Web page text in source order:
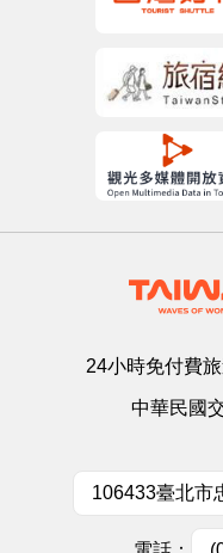
24小時免付費
中華民國
106433臺北市